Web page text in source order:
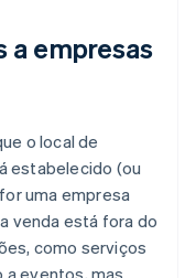
a empresas
o local de
estabelecido (ou
uma empresa
venda está fora do
como serviços